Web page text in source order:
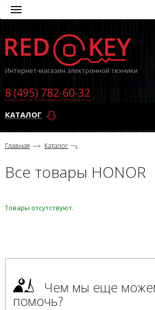
Toggle
navigation
Интернет-магазин электронной техники
8 (495) 782-60-32
КАТАЛОГ
Главная Каталог
Все товары HONOR
Товары отсутствуют.
Чем мы еще
помочь?